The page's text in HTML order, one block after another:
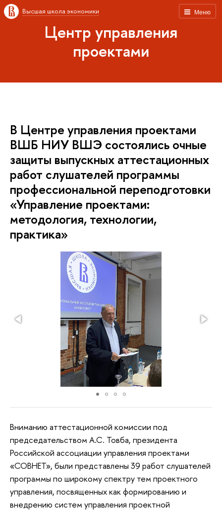
Меню
Высшая школа экономики
Центр управления
проектами
В Центре управления проектами
ВШБ НИУ ВШЭ состоялись очные
защиты выпускных аттестационных
работ слушателей программы
профессиональной переподготовки
«Управление проектами:
методология, технологии,
практика»
Вниманию аттестационной комиссии под
председательством А.С. Товба, президента
Российской ассоциации управления проектами
«СОВНЕТ», были представлены 39 работ слушателей
программы по широкому спектру тем проектного
управления, посвященных как формированию и
внедрению систем управления проектной